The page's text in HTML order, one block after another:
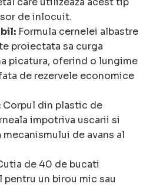
de inlocuit.
Formula cernelei albastre
proiectata sa curga
picatura, oferind o lungime
de rezervele economice
Corpul din plastic de
impotriva uscarii si
de avans al
de 40 de bucati
un birou mic sau